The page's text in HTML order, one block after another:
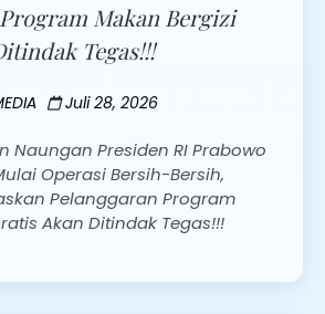
Makan Bergizi
Tegas!!!
Juli 28, 2026
Naungan Presiden RI Prabowo
Operasi Bersih-Bersih,
Pelanggaran Program
Akan Ditindak Tegas!!!